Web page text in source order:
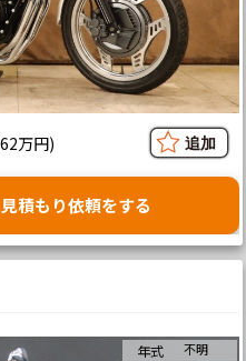
万円)
積もり依頼をする
年式 不明